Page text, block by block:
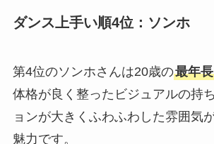
ダンス上手い順4位： ソンホ
第4位のソンホさんは20歳の最年
体格が良く整ったビジュアルの持
ョンが大きくふわふわした雰囲気
魅力です。